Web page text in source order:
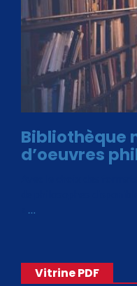
Bibliothèque
d’oeuvres
…
Vitrine PDF